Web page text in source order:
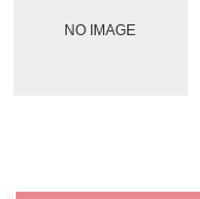
NO IMAGE